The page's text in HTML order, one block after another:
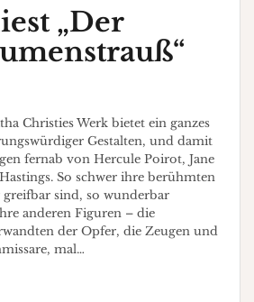
„Der
Christies Werk bietet ein ganzes
Gestalten, und damit
fernab von Hercule Poirot, Jane
So schwer ihre berühmten
sind, so wunderbar
anderen Figuren – die
der Opfer, die Zeugen und
mal…